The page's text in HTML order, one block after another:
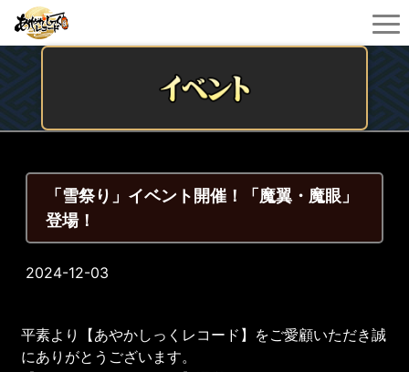
「雪祭り」イベント開催！「魔翼・魔眼」
登場！
2024-12-03
平素より【あやかしっくレコード】をご愛顧いただき誠
にありがとうございます。